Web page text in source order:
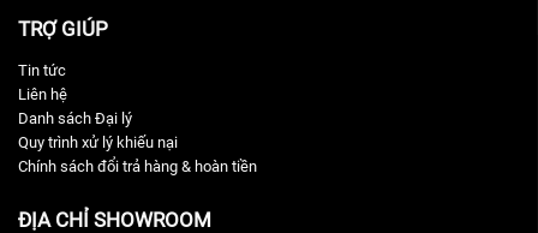
TRỢ GIÚP
Tin tức
Liên hệ
Danh sách Đại lý
Quy trình xử lý khiếu nại
Chính sách đổi trả hàng & hoàn tiền
ĐỊA CHỈ SHOWROOM